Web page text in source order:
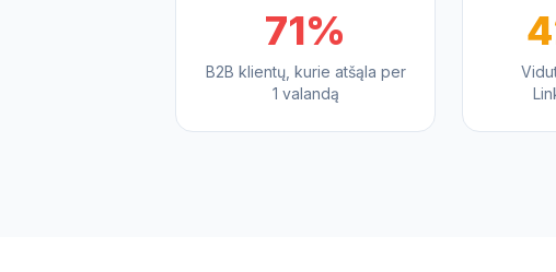
71%
B2B klientų, kurie atšąla per
1 valandą